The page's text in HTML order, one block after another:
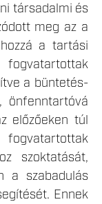
társadalmi és
meg az a
a tartási
a büntetés-
önfenntartóvá
előzőeken túl
szoktatását,
a szabadulás
Ennek